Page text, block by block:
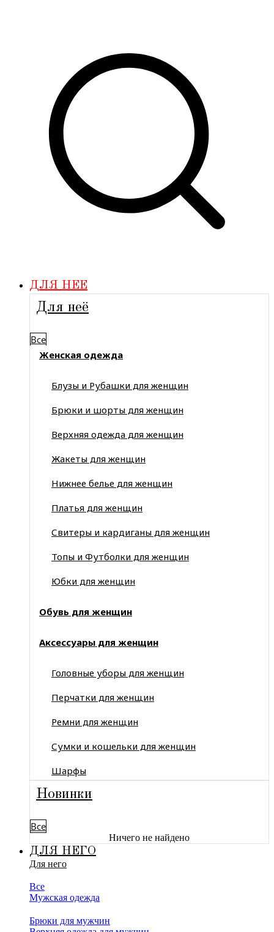
ДЛЯ НЕЕ
Для неё
Все
Женская одежда
Блузы и Рубашки для женщин
Брюки и шорты для женщин
Верхняя одежда для женщин
Жакеты для женщин
Нижнее белье для женщин
Платья для женщин
Свитеры и кардиганы для женщин
Топы и Футболки для женщин
Юбки для женщин
Обувь для женщин
Аксессуары для женщин
Головные уборы для женщин
Перчатки для женщин
Ремни для женщин
Сумки и кошельки для женщин
Шарфы
Новинки
Все
Ничего не найдено
ДЛЯ НЕГО
Для него
Все
Мужская одежда
Брюки для мужчин